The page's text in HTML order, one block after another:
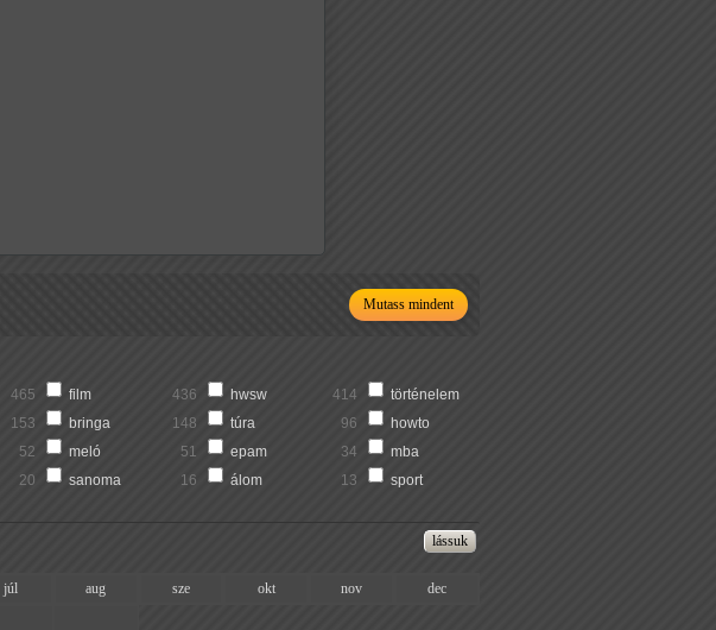
Mutass mindent
465 film 436 hwsw 414
történelem
153 bringa 148 túra 96
howto
52 meló 51 epam 34
mba
20 sanoma 16 álom 13
sport
júl aug sze okt nov
dec